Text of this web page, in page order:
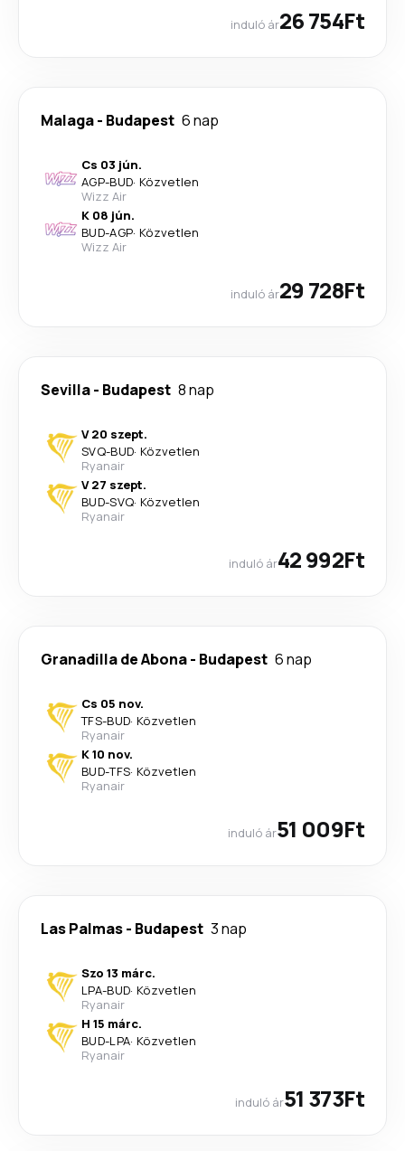
induló ár26 754Ft
Malaga- Budapest 6 nap
Cs 03 jún.
AGP-BUD· Közvetlen
Wizz Air
K 08 jún.
BUD-AGP· Közvetlen
Wizz Air
induló ár29 728Ft
Sevilla- Budapest 8 nap
V 20 szept.
SVQ-BUD· Közvetlen
Ryanair
V 27 szept.
BUD-SVQ· Közvetlen
Ryanair
induló ár42 992Ft
Granadilla de Abona- Budapest 6 nap
Cs 05 nov.
TFS-BUD· Közvetlen
Ryanair
K 10 nov.
BUD-TFS· Közvetlen
Ryanair
induló ár51 009Ft
Las Palmas- Budapest 3 nap
Szo 13 márc.
LPA-BUD· Közvetlen
Ryanair
H 15 márc.
BUD-LPA· Közvetlen
Ryanair
induló ár51 373Ft